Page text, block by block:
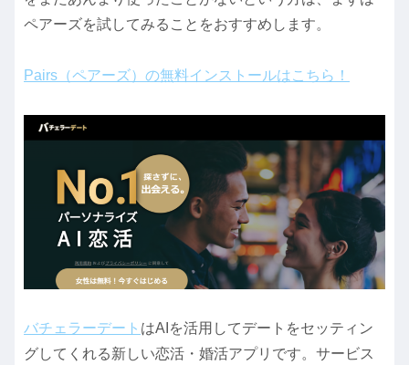
ペアーズを試してみることをおすすめします。
Pairs（ペアーズ）の無料インストールはこちら！
バチェラーデート はAIを活用してデートをセッティン
グしてくれる新しい恋活・婚活アプリです。サービス